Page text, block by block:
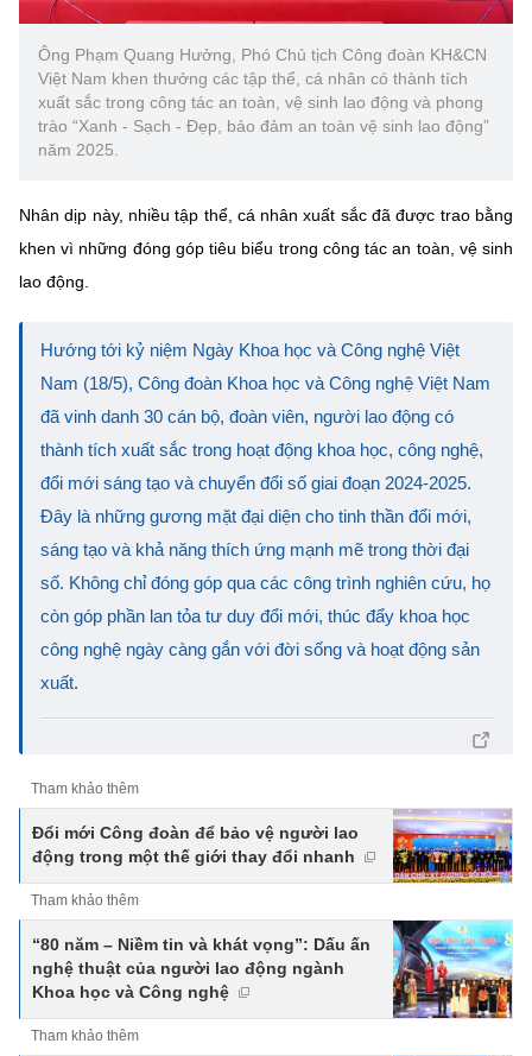
Ông Phạm Quang Hưởng, Phó Chủ tịch Công đoàn KH&CN
Việt Nam khen thưởng các tập thể, cá nhân có thành tích
xuất sắc trong công tác an toàn, vệ sinh lao động và phong
trào “Xanh - Sạch - Đẹp, bảo đảm an toàn vệ sinh lao động”
năm 2025.
Nhân dịp này, nhiều tập thể, cá nhân xuất sắc đã được trao bằng
khen vì những đóng góp tiêu biểu trong công tác an toàn, vệ sinh
lao động.
Hướng tới kỷ niệm Ngày Khoa học và Công nghệ Việt
Nam (18/5), Công đoàn Khoa học và Công nghệ Việt Nam
đã vinh danh 30 cán bộ, đoàn viên, người lao động có
thành tích xuất sắc trong hoạt động khoa học, công nghệ,
đổi mới sáng tạo và chuyển đổi số giai đoạn 2024-2025.
Đây là những gương mặt đại diện cho tinh thần đổi mới,
sáng tạo và khả năng thích ứng mạnh mẽ trong thời đại
số. Không chỉ đóng góp qua các công trình nghiên cứu, họ
còn góp phần lan tỏa tư duy đổi mới, thúc đẩy khoa học
công nghệ ngày càng gắn với đời sống và hoạt động sản
xuất.
Tham khảo thêm
Đổi mới Công đoàn để bảo vệ người lao
động trong một thế giới thay đổi nhanh
Tham khảo thêm
“80 năm – Niềm tin và khát vọng”: Dấu ấn
nghệ thuật của người lao động ngành
Khoa học và Công nghệ
Tham khảo thêm